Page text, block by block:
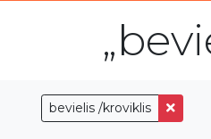
bevielis /kroviklis